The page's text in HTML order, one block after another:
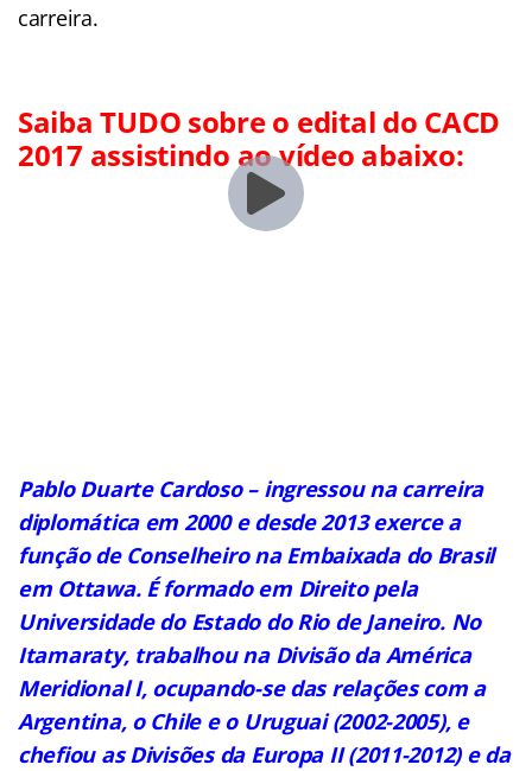
carreira.
Saiba TUDO sobre o edital do CACD
2017 assistindo ao vídeo abaixo:
Pablo Duarte Cardoso – ingressou na carreira
diplomática em 2000 e desde 2013 exerce a
função de Conselheiro na Embaixada do Brasil
em Ottawa. É formado em Direito pela
Universidade do Estado do Rio de Janeiro. No
Itamaraty, trabalhou na Divisão da América
Meridional I, ocupando-se das relações com a
Argentina, o Chile e o Uruguai (2002-2005), e
chefiou as Divisões da Europa II (2011-2012) e da